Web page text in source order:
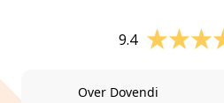
9.4
Over Dovendi